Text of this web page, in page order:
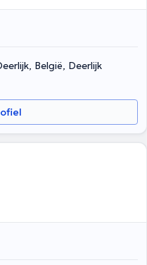
België, Deerlijk